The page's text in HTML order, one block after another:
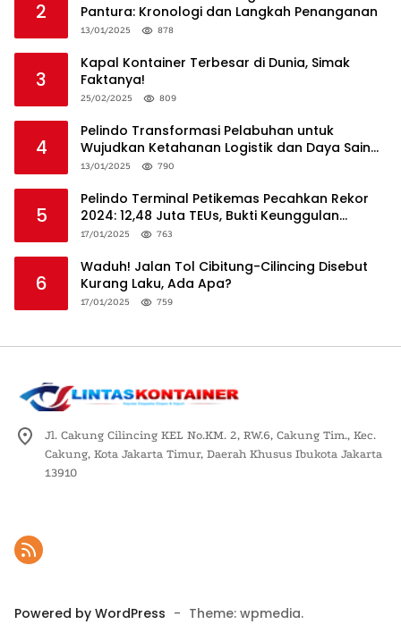
2
Pantura: Kronologi dan Langkah Penanganan
13/01/2025 878
3
Kapal Kontainer Terbesar di Dunia, Simak
Faktanya!
25/02/2025 809
4
Pelindo Transformasi Pelabuhan untuk
Wujudkan Ketahanan Logistik dan Daya Saing
Global
13/01/2025 790
5
Pelindo Terminal Petikemas Pecahkan Rekor
2024: 12,48 Juta TEUs, Bukti Keunggulan
Logistik Nasional
17/01/2025 763
6
Waduh! Jalan Tol Cibitung-Cilincing Disebut
Kurang Laku, Ada Apa?
17/01/2025 759
Jl. Cakung Cilincing KEL No.KM. 2, RW.6, Cakung Tim., Kec.
Cakung, Kota Jakarta Timur, Daerah Khusus Ibukota Jakarta
13910
Powered by WordPress - Theme: wpmedia.